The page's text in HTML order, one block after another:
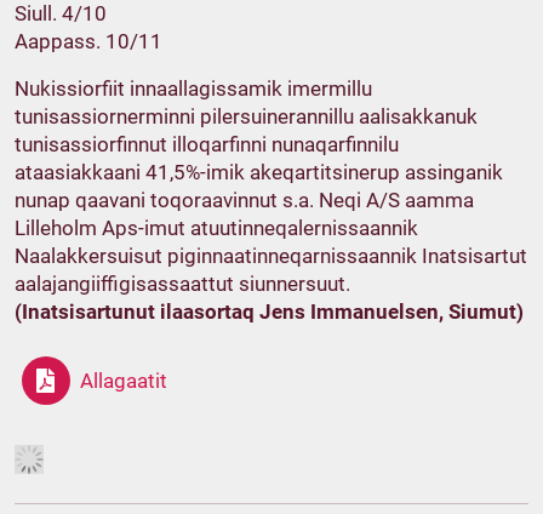
Siull. 4/10
Aappass. 10/11
Nukissiorfiit innaallagissamik imermillu
tunisassiornerminni pilersuinerannillu aalisakkanuk
tunisassiorfinnut illoqarfinni nunaqarfinnilu
ataasiakkaani 41,5%-imik akeqartitsinerup assinganik
nunap qaavani toqoraavinnut s.a. Neqi A/S aamma
Lilleholm Aps-imut atuutinneqalernissaannik
Naalakkersuisut piginnaatinneqarnissaannik Inatsisartut
aalajangiiffigisassaattut siunnersuut.
(Inatsisartunut ilaasortaq Jens Immanuelsen, Siumut)
Allagaatit